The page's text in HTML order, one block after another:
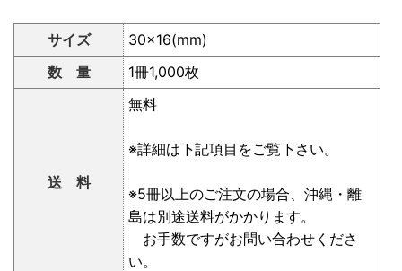
サイズ
30×16(mm)
数 量
1冊1,000枚
送 料
無料
※詳細は下記項目をご覧下さい。
※5冊以上のご注文の場合、沖縄・離
島は別途送料がかかります。
お手数ですがお問い合わせくださ
い。